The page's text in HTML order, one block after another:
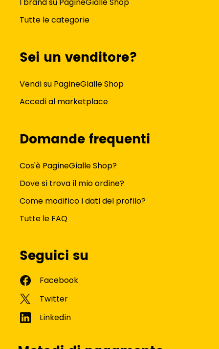
Tutte le categorie
Sei un venditore?
Vendi su PagineGialle Shop
Accedi al marketplace
Domande frequenti
Cos'è PagineGialle Shop?
Dove si trova il mio ordine?
Come modifico i dati del profilo?
Tutte le FAQ
Seguici su